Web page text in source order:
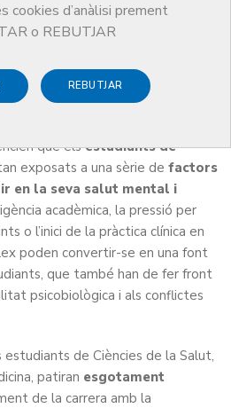
cookies d’anàlisi prement
o REBUTJAR
REBUTJARde la
que elsestudiants de
exposats a una sèrie de factors
en la seva salut mental i
acadèmica, la pressió per
o l’inici de la pràctica clínica en
poden convertir-se en una font
que també han de fer front
psicobiològica i als conflictes
estudiants de Ciències de la Salut,
patiran esgotament
de la carrera amb la